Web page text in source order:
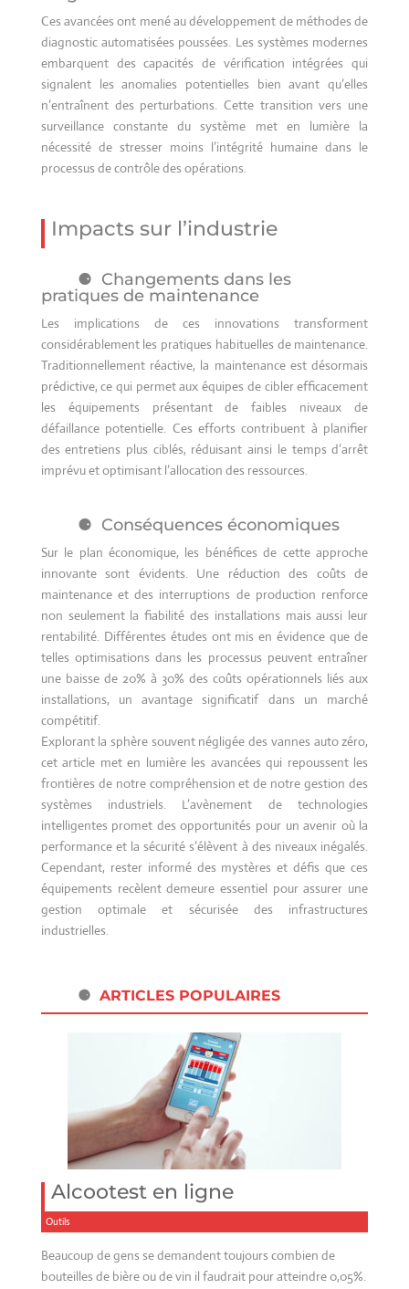
Ces avancées ont mené au développement de méthodes de
diagnostic automatisées poussées. Les systèmes modernes
embarquent des capacités de vérification intégrées qui
signalent les anomalies potentielles bien avant qu’elles
n’entraînent des perturbations. Cette transition vers une
surveillance constante du système met en lumière la
nécessité de stresser moins l’intégrité humaine dans le
processus de contrôle des opérations.
Impacts sur l’industrie
Changements dans les
pratiques de maintenance
Les implications de ces innovations transforment
considérablement les pratiques habituelles de maintenance.
Traditionnellement réactive, la maintenance est désormais
prédictive, ce qui permet aux équipes de cibler efficacement
les équipements présentant de faibles niveaux de
défaillance potentielle. Ces efforts contribuent à planifier
des entretiens plus ciblés, réduisant ainsi le temps d’arrêt
imprévu et optimisant l’allocation des ressources.
Conséquences économiques
Sur le plan économique, les bénéfices de cette approche
innovante sont évidents. Une réduction des coûts de
maintenance et des interruptions de production renforce
non seulement la fiabilité des installations mais aussi leur
rentabilité. Différentes études ont mis en évidence que de
telles optimisations dans les processus peuvent entraîner
une baisse de 20% à 30% des coûts opérationnels liés aux
installations, un avantage significatif dans un marché
compétitif.
Explorant la sphère souvent négligée des vannes auto zéro,
cet article met en lumière les avancées qui repoussent les
frontières de notre compréhension et de notre gestion des
systèmes industriels. L’avènement de technologies
intelligentes promet des opportunités pour un avenir où la
performance et la sécurité s’élèvent à des niveaux inégalés.
Cependant, rester informé des mystères et défis que ces
équipements recèlent demeure essentiel pour assurer une
gestion optimale et sécurisée des infrastructures
industrielles.
ARTICLES POPULAIRES
Alcootest en ligne
Outils
Beaucoup de gens se demandent toujours combien de
bouteilles de bière ou de vin il faudrait pour atteindre 0,05%.